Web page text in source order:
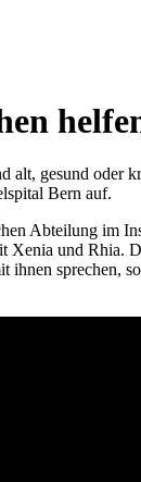
alt, gesund
Bern auf.
Abteilung im
Xenia und Rhia.
ihnen sprechen,